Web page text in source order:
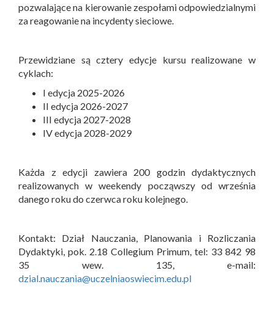
pozwalające na kierowanie zespołami odpowiedzialnymi
za reagowanie na incydenty sieciowe.
Przewidziane są cztery edycje kursu realizowane w
cyklach:
I edycja 2025-2026
II edycja 2026-2027
III edycja 2027-2028
IV edycja 2028-2029
Każda z edycji zawiera 200 godzin dydaktycznych
realizowanych w weekendy począwszy od września
danego roku do czerwca roku kolejnego.
Kontakt: Dział Nauczania, Planowania i Rozliczania
Dydaktyki, pok. 2.18 Collegium Primum, tel: 33 842 98
35 wew. 135, e-mail:
dzial.nauczania@uczelniaoswiecim.edu.pl